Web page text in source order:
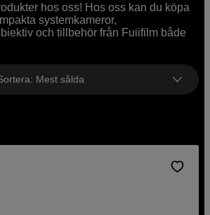
hos oss! Hos oss kan du köpa
systemkameror,
och tillbehör från Fujifilm både
har ett brett utbud av produkter från
high end-kameror.
: Mest sålda